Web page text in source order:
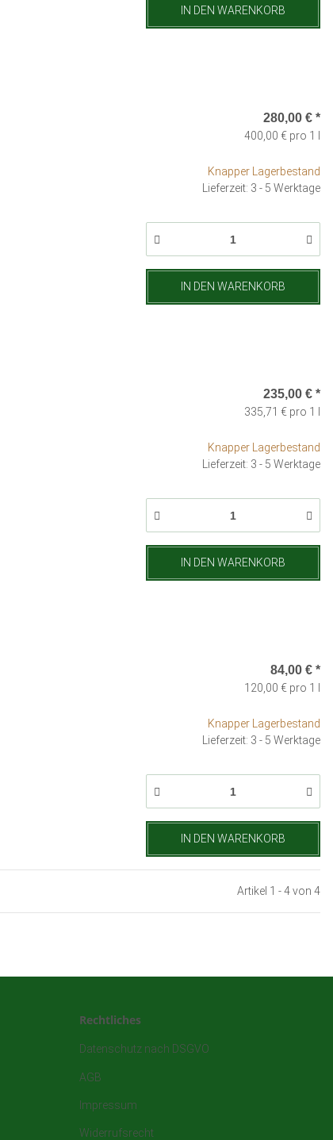
IN DEN WARENKORB
280,00 € *
400,00 € pro 1 l
Knapper Lagerbestand
Lieferzeit: 3 - 5 Werktage
IN DEN WARENKORB
235,00 € *
335,71 € pro 1 l
Knapper Lagerbestand
Lieferzeit: 3 - 5 Werktage
IN DEN WARENKORB
84,00 € *
120,00 € pro 1 l
Knapper Lagerbestand
Lieferzeit: 3 - 5 Werktage
IN DEN WARENKORB
Artikel 1 - 4 von 4
Rechtliches
Datenschutz nach DSGVO
AGB
Impressum
Widerrufsrecht